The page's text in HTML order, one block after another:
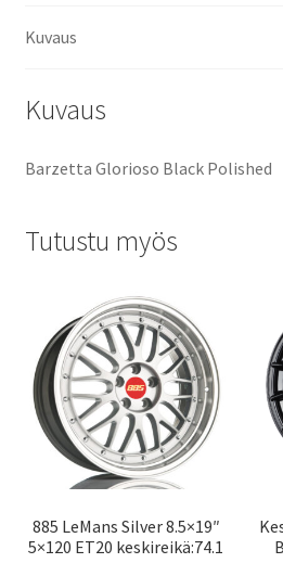
o
o
Kuvaus
Kuvaus
Barzetta Glorioso Black Polished
Tutustu myös
885 LeMans Silver 8.5×19″
5×120 ET20 keskireikä:74.1